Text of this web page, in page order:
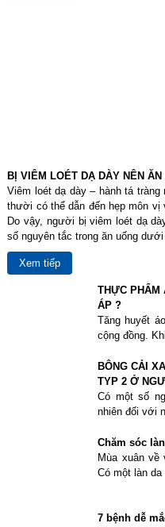
BỊ VIÊM LOÉT DẠ DÀY NÊN ĂN
Viêm loét dạ dày – hành tá
thười có thể dẫn đến hẹp môn vị
Do vậy, người bị viêm loét dạ
số nguyên tắc trong ăn uống
Xem tiếp
THỰC PHẨM
ÁP ?
Tăng huyết
cộng đồng.
BÔNG CẢI
TYP 2 Ở
Có một số
nhiên đối với
Chăm sóc
Mùa xuân về
Có một làn
7 bệnh dễ